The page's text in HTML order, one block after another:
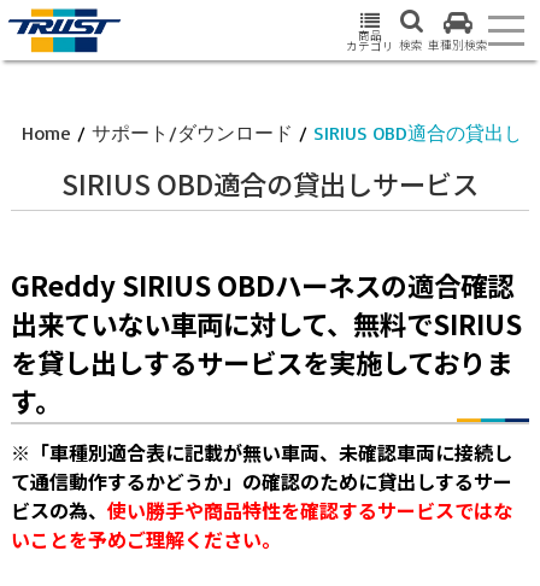
商品
カテゴリ 検索 車種別検索
Home / サポート/ダウンロード / SIRIUS OBD適合の貸出し
SIRIUS OBD適合の貸出しサービス
GReddy SIRIUS OBDハーネスの適合確認
出来ていない車両に対して、無料でSIRIUS
を貸し出しするサービスを実施しておりま
す。
※「車種別適合表に記載が無い車両、未確認車両に接続し
て通信動作するかどうか」の確認のために貸出しするサー
ビスの為、 使い勝手や商品特性を確認するサービスではな
いことを予めご理解ください。